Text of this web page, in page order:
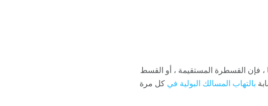
، فإن القسطرة المستقيمة ، أو القسط
بالتهاب المسالك البولية في كل مرة